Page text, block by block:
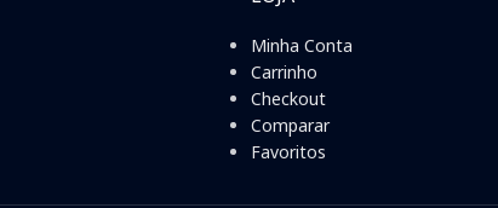
Minha Conta
Carrinho
Checkout
Comparar
Favoritos